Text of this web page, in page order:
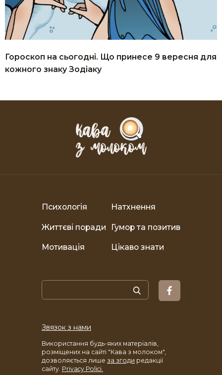
Гороскоп на сьогодні. Що принесе 9 вересня для
кожного знаку Зодіаку
Психологія Натхнення
Життєві поради Гумор та позитив
Мотивація Цікаво знати
Звязок з нами
Використання будь-яких матеріалів,
розміщених на сайті "Кава з молоком",
дозволяється лише за згоди редакції
сайту. Privacy Polici.